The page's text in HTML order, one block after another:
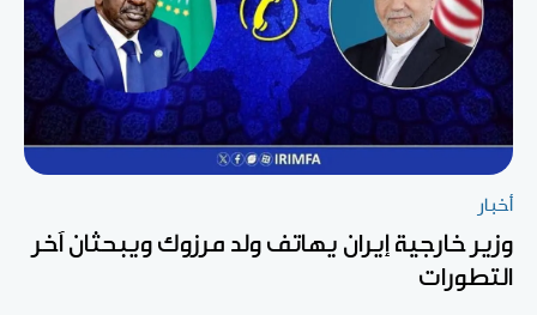
أخبار
وزير خارجية إيران يهاتف ولد مرزوك ويبحثان آخر
التطورات